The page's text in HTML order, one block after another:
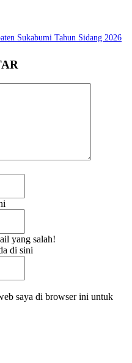
Sukabumi Tahun Sidang 2026
yang salah!
di sini
saya di browser ini untuk